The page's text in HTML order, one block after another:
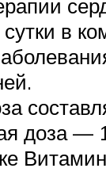
в
доза —